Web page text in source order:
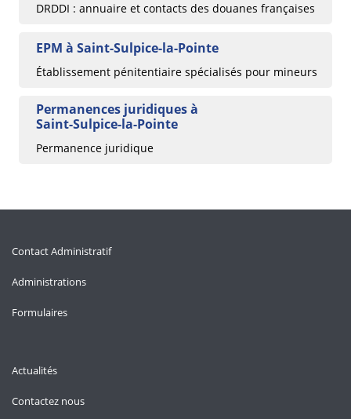
DRDDI : annuaire et contacts des douanes françaises
EPM à Saint-Sulpice-la-Pointe
Établissement pénitentiaire spécialisés pour mineurs
Permanences juridiques à
Saint-Sulpice-la-Pointe
Permanence juridique
Contact Administratif
Administrations
Formulaires
Actualités
Contactez nous